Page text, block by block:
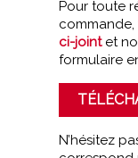
Pour toute
ci-jointet
formulaire
N’hésitez